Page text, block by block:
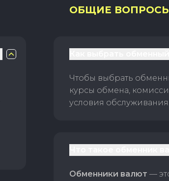
ОБЩИЕ
Чтобы выбрать
курсы обмена,
условия обслуживания.
Обменники валют —